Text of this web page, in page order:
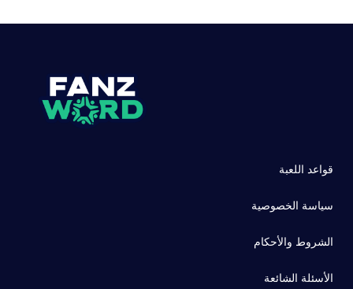
قواعد اللعبة
سياسة الخصوصية
الشروط والأحكام
الأسئلة الشائعة